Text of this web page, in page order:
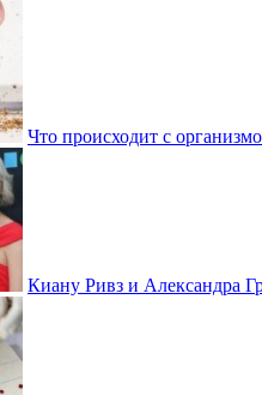
Что происходит с
Киану Ривз и Александра